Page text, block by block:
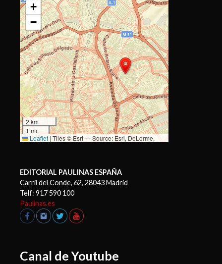
+
−
2 km
1 mi
Leaflet | Tiles © Esri — Source: Esri, DeLorme,
EDITORIAL PAULINAS ESPAÑA
Carril del Conde, 62, 28043 Madrid
Telf: 917 590 100
Paulinas.es
Canal de Youtube